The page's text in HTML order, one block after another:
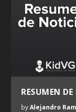
RESUMEN
byAlejandro